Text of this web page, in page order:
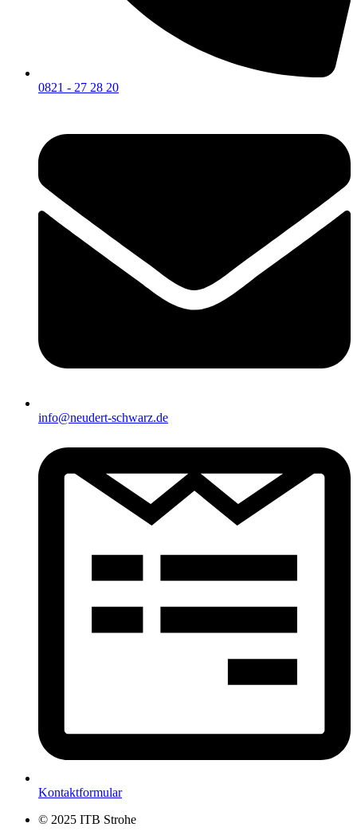
0821 - 27 28 20
info@neudert-schwarz.de
Kontaktformular
© 2025 ITB Strohe